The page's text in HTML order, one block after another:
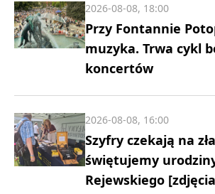
Przy Fontannie
muzyka. Trwa cykl
koncertów
2026-08-08, 18:00
Szyfry czekają na
świętujemy
Rejewskiego
2026-08-08, 16:00